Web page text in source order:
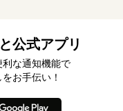
公式アプリ
な通知機能で
お手伝い！